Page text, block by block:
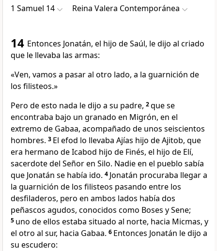
1 Samuel 14 Reina Valera Contemporánea
14 Entonces Jonatán, el hijo de Saúl, le dijo al criado
que le llevaba las armas:
«Ven, vamos a pasar al otro lado, a la guarnición de
los filisteos.»
Pero de esto nada le dijo a su padre, 2que se
encontraba bajo un granado en Migrón, en el
extremo de Gabaa, acompañado de unos seiscientos
hombres. 3 El efod lo llevaba Ajías hijo de Ajitob, que
era hermano de Icabod hijo de Finés, el hijo de Elí,
sacerdote del Señor en Silo. Nadie en el pueblo sabía
que Jonatán se había ido. 4 Jonatán procuraba llegar a
la guarnición de los filisteos pasando entre los
desfiladeros, pero en ambos lados había dos
peñascos agudos, conocidos como Boses y Sene;
5 uno de ellos estaba situado al norte, hacia Micmas, y
el otro al sur, hacia Gabaa. 6 Entonces Jonatán le dijo a
su escudero: